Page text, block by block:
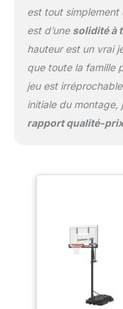
est tout simplement
est d’une solidité à
hauteur est un vrai
que toute la famille
jeu est
initiale du montage,
rapport qualité-prix